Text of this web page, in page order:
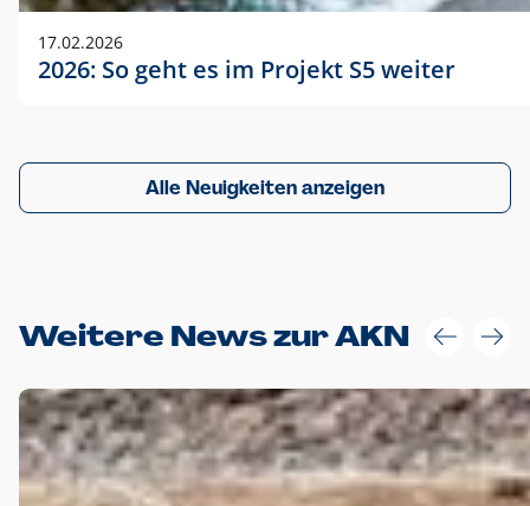
17.02.2026
2026: So geht es im Projekt S5 weiter
Alle Neuigkeiten anzeigen
Weitere News zur AKN